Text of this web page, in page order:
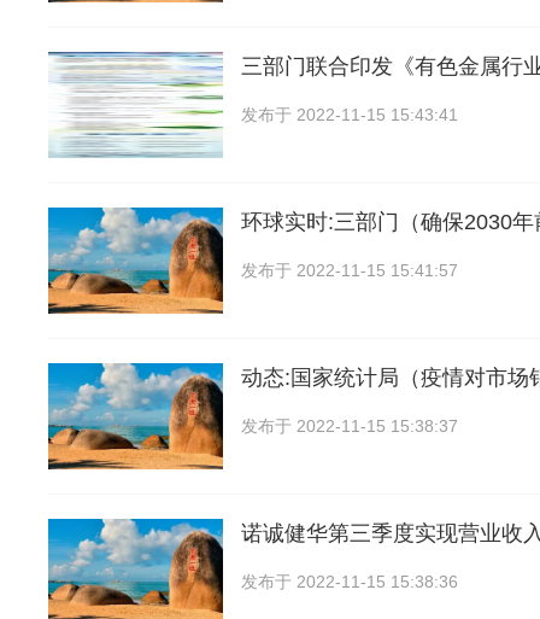
三部门联合印发《有色金属行
发布于 2022-11-15 15:43:41
环球实时:三部门（确保2030
发布于 2022-11-15 15:41:57
动态:国家统计局（疫情对市场
发布于 2022-11-15 15:38:37
诺诚健华第三季度实现营业收
发布于 2022-11-15 15:38:36